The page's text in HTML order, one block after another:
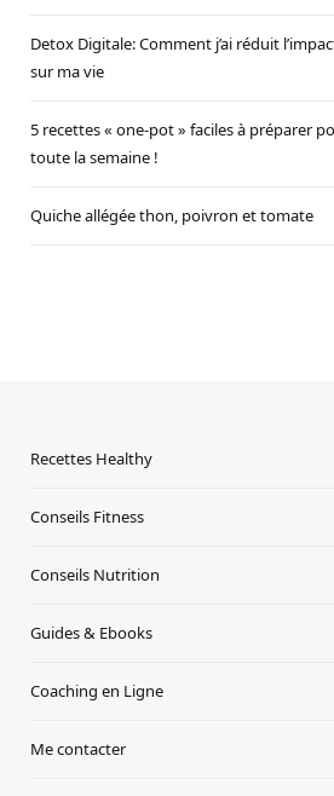
Detox Digitale: Comment j’ai réduit
sur ma vie
5 recettes « one-pot » faciles à préparer
toute la semaine !
Quiche allégée thon, poivron et tomate
Recettes Healthy
Conseils Fitness
Conseils Nutrition
Guides & Ebooks
Coaching en Ligne
Me contacter